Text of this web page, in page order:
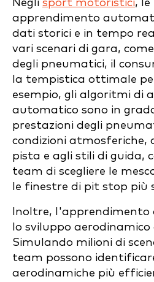
Negli sport motoristici,
apprendimento
dati storici e in tempo
vari scenari di gara,
degli pneumatici, il
la tempistica ottimale
esempio, gli algoritmi di
automatico sono in
prestazioni degli
condizioni atmosferiche,
pista e agli stili di guida,
team di scegliere le
le finestre di pit stop più
Inoltre,
lo sviluppo
Simulando milioni di
team possono
aerodinamiche più